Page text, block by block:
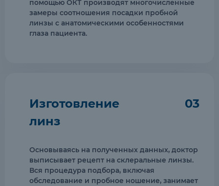
помощью ОКТ производят многочисленные
замеры соотношения посадки пробной
линзы с анатомическими особенностями
глаза пациента.
Изготовление
линз
03
Основываясь на полученных данных, доктор
выписывает рецепт на склеральные линзы.
Вся процедура подбора, включая
обследование и пробное ношение, занимает